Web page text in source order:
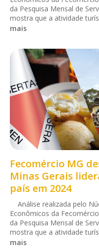
da Pesquisa Mensal de
mostra que a atividade
mais
Fecomércio MG
Minas Gerais
país em 2024
Análise realizada pelo
Econômicos da
da Pesquisa Mensal de
mostra que a atividade
mais